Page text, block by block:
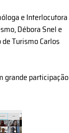
e Interlocutora
Débora Snel e
Turismo Carlos
grande participação